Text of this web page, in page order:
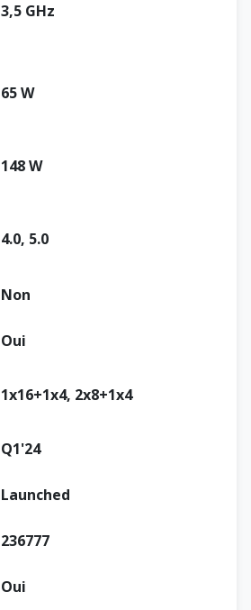
3,5 GHz
65 W
148 W
4.0, 5.0
Non
Oui
1x16+1x4, 2x8+1x4
Q1'24
Launched
236777
Oui